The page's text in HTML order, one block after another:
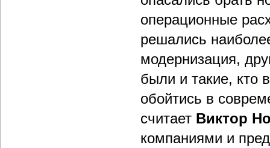
операционные
решались
модернизация,
были и такие, кто
обойтись в
считает Виктор
компаниями и